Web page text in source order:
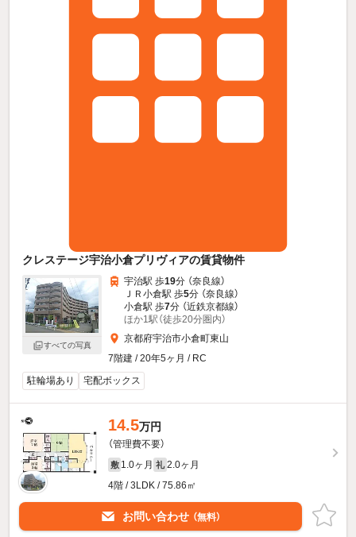
クレステージ宇治小倉プリヴィアの賃貸物件
すべての写真
宇治駅 歩19分 （奈良線）
ＪＲ小倉駅 歩5分 （奈良線）
小倉駅 歩7分 （近鉄京都線）
ほか1駅（徒歩20分圏内）
京都府宇治市小倉町東山
7階建 / 20年5ヶ月 / RC
駐輪場あり
宅配ボックス
14.5万円
（管理費不要）
敷 1.0ヶ月 礼 2.0ヶ月
4階 / 3LDK / 75.86㎡
お問い合わせ （無料）